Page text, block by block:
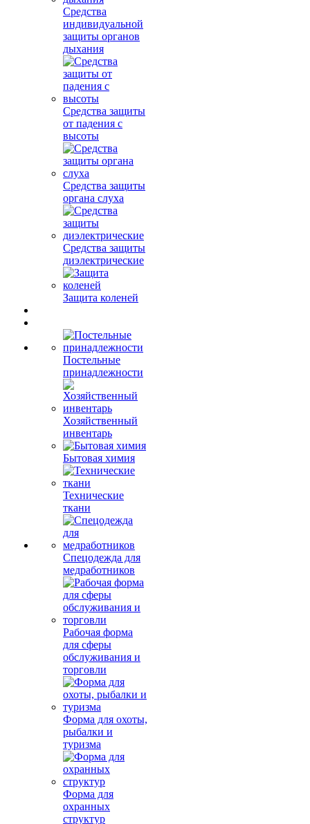
Средства
индивидуальной
защиты органов
дыхания
Средства защиты
от падения с
высоты
Средства защиты
органа слуха
Средства защиты
диэлектрические
Защита коленей
Постельные
принадлежности
Хозяйственный
инвентарь
Бытовая химия
Технические
ткани
Спецодежда для
медработников
Рабочая форма
для сферы
обслуживания и
торговли
Форма для охоты,
рыбалки и
туризма
Форма для
охранных
структур